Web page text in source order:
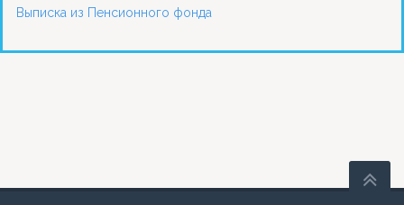
Выписка из Пенсионного фонда